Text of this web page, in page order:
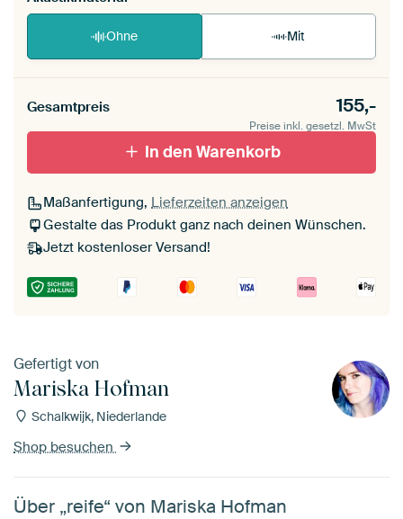
Ohne Mit
Gesamtpreis 155,-
Preise inkl. gesetzl. MwSt
In den Warenkorb
Maßanfertigung, Lieferzeiten anzeigen
Gestalte das Produkt ganz nach deinen Wünschen.
Jetzt kostenloser Versand!
Gefertigt von
Mariska Hofman
Schalkwijk, Niederlande
Shop besuchen
Über „reife“ von Mariska Hofman